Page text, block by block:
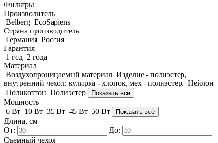
Фильтры
Производитель
Belberg EcoSapiens
Страна производитель
Германия Россия
Гарантия
1 год 2 года
Материал
Воздухопроницаемый материал Изделие - полиэстер,
внутренний чехол: кулирка - хлопок, мех - полиэстер. Нейлон
Поликоттон Полиэстер Показать всё
Мощность
6 Вт 10 Вт 35 Вт 45 Вт 50 Вт Показать всё
Длина, см
От:
До:
Съемный чехол